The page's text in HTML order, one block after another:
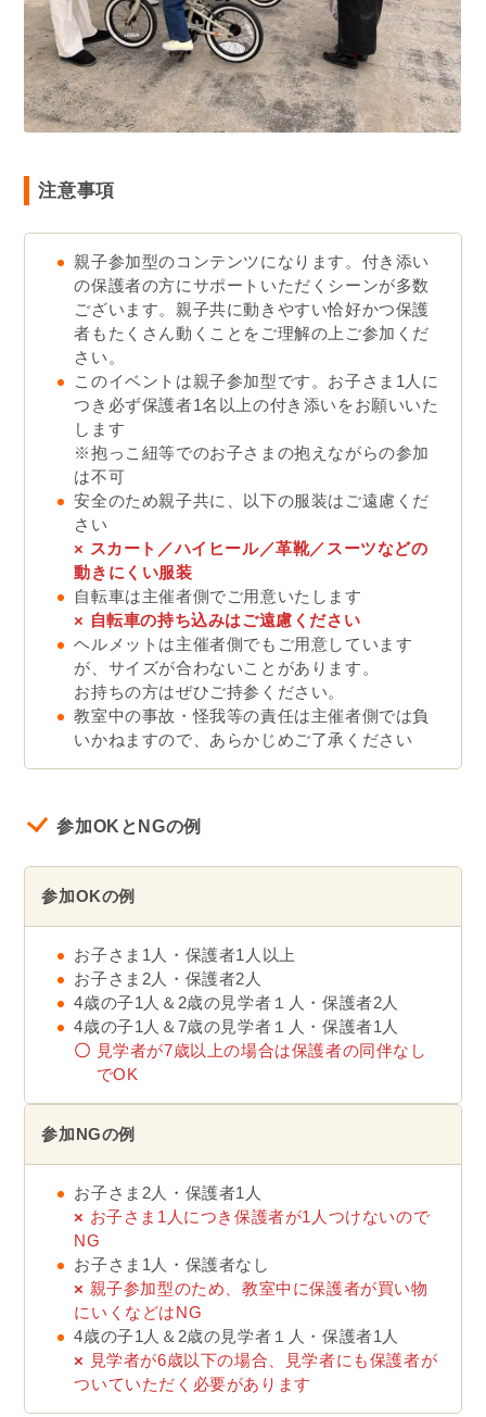
注意事項
親子参加型のコンテンツになります。付き添い
の保護者の方にサポートいただくシーンが多数
ございます。親子共に動きやすい恰好かつ保護
者もたくさん動くことをご理解の上ご参加くだ
さい。
このイベントは親子参加型です。お子さま1人に
つき必ず保護者1名以上の付き添いをお願いいた
します
※抱っこ紐等でのお子さまの抱えながらの参加
は不可
安全のため親子共に、以下の服装はご遠慮くだ
さい
× スカート／ハイヒール／革靴／スーツなどの
動きにくい服装
自転車は主催者側でご用意いたします
× 自転車の持ち込みはご遠慮ください
ヘルメットは主催者側でもご用意しています
が、サイズが合わないことがあります。
お持ちの方はぜひご持参ください。
教室中の事故・怪我等の責任は主催者側では負
いかねますので、あらかじめご了承ください
参加OKとNGの例
参加OKの例
お子さま1人・保護者1人以上
お子さま2人・保護者2人
4歳の子1人＆2歳の見学者１人・保護者2人
4歳の子1人＆7歳の見学者１人・保護者1人
〇 見学者が7歳以上の場合は保護者の同伴なし
でOK
参加NGの例
お子さま2人・保護者1人
× お子さま1人につき保護者が1人つけないので
NG
お子さま1人・保護者なし
× 親子参加型のため、教室中に保護者が買い物
にいくなどはNG
4歳の子1人＆2歳の見学者１人・保護者1人
× 見学者が6歳以下の場合、見学者にも保護者が
ついていただく必要があります